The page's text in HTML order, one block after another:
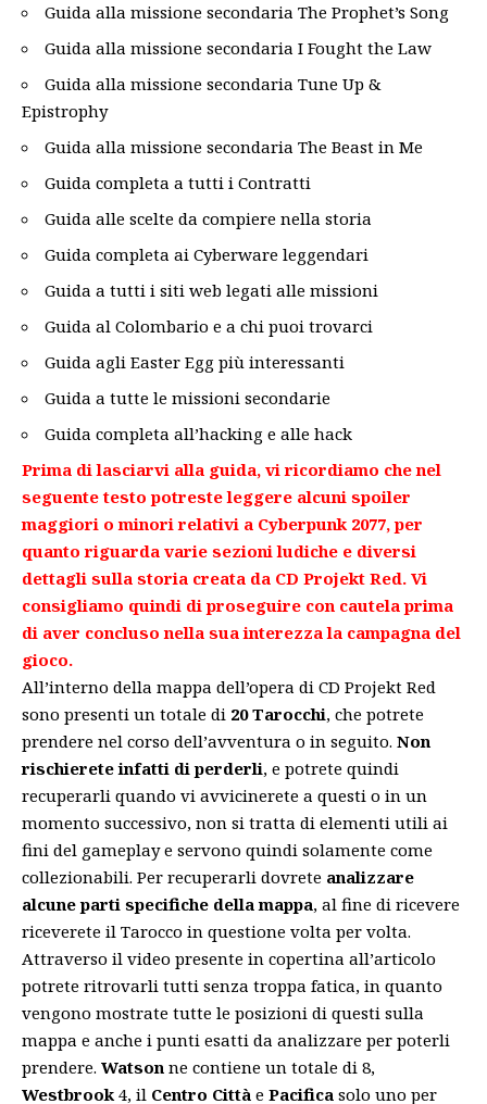
Guida alla missione secondaria The Prophet’s Song
Guida alla missione secondaria I Fought the Law
Guida alla missione secondaria Tune Up &
Epistrophy
Guida alla missione secondaria The Beast in Me
Guida completa a tutti i Contratti
Guida alle scelte da compiere nella storia
Guida completa ai Cyberware leggendari
Guida a tutti i siti web legati alle missioni
Guida al Colombario e a chi puoi trovarci
Guida agli Easter Egg più interessanti
Guida a tutte le missioni secondarie
Guida completa all’hacking e alle hack
Prima di lasciarvi alla guida, vi ricordiamo che nel
seguente testo potreste leggere alcuni spoiler
maggiori o minori relativi a Cyberpunk 2077, per
quanto riguarda varie sezioni ludiche e diversi
dettagli sulla storia creata da CD Projekt Red. Vi
consigliamo quindi di proseguire con cautela prima
di aver concluso nella sua interezza la campagna del
gioco.
All’interno della mappa dell’opera di CD Projekt Red
sono presenti un totale di 20 Tarocchi, che potrete
prendere nel corso dell’avventura o in seguito. Non
rischierete infatti di perderli, e potrete quindi
recuperarli quando vi avvicinerete a questi o in un
momento successivo, non si tratta di elementi utili ai
fini del gameplay e servono quindi solamente come
collezionabili. Per recuperarli dovrete analizzare
alcune parti specifiche della mappa, al fine di ricevere
riceverete il Tarocco in questione volta per volta.
Attraverso il video presente in copertina all’articolo
potrete ritrovarli tutti senza troppa fatica, in quanto
vengono mostrate tutte le posizioni di questi sulla
mappa e anche i punti esatti da analizzare per poterli
prendere. Watson ne contiene un totale di 8,
Westbrook4, il Centro Città e Pacifica solo uno per